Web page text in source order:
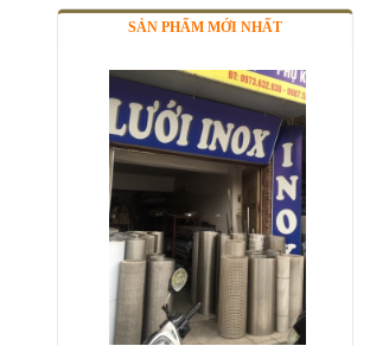
SẢN PHẨM MỚI NHẤT
Bán lưới inox tại Hà Nội